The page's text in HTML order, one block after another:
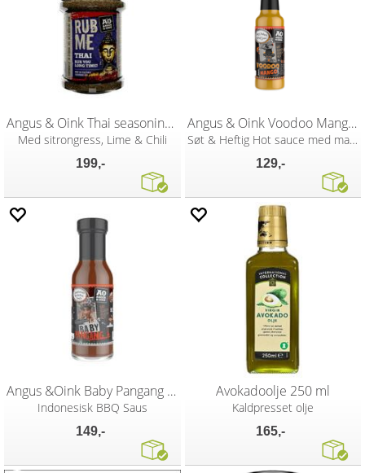
Angus & Oink Thai seasoning 195g
Med sitrongress, Lime & Chili
199,-
Angus & Oink Voodoo Mango 150ml
Søt & Heftig Hot sauce med mango
129,-
Angus &Oink Baby Pangang Indonesian 300g
Indonesisk BBQ Saus
149,-
Avokadoolje 250 ml
Kaldpresset olje
165,-